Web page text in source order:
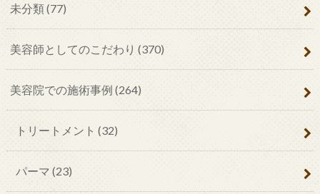
未分類(77)
美容師としてのこだわり (370)
美容院での施術事例 (264)
トリートメント (32)
パーマ (23)